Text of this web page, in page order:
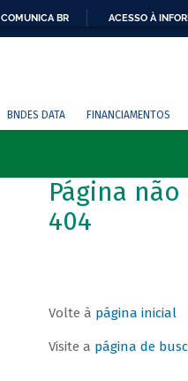
COMUNICA BR ACESSO À
BNDES DATA FINANCIAMENTOS
Página
404
Volte à página inicial
Visite a página de